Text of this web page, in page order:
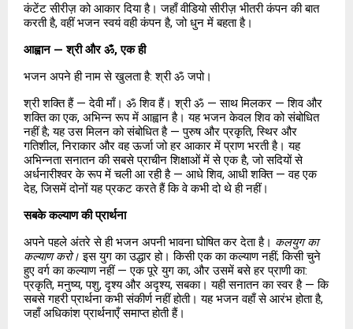
कंटेंट सीरीज़ को आकार दिया है। जहाँ वीडियो सीरीज़ भीतरी कंपन की बात
करती है, वहीं भजन स्वयं वही कंपन है, जो धुन में बहता है।
आह्वान — श्री और ॐ, एक ही
भजन अपने ही नाम से खुलता है: श्री ॐ जपो।
श्री शक्ति हैं — देवी माँ। ॐ शिव हैं। श्री ॐ — साथ मिलकर — शिव और
शक्ति का एक, अभिन्न रूप में आह्वान है। यह भजन केवल शिव को संबोधित
नहीं है; यह उस मिलन को संबोधित है — पुरुष और प्रकृति, स्थिर और
गतिशील, निराकार और वह ऊर्जा जो हर आकार में प्राण भरती है। यह
अभिन्नता सनातन की सबसे प्राचीन शिक्षाओं में से एक है, जो सदियों से
अर्धनारीश्वर के रूप में चली आ रही है — आधे शिव, आधी शक्ति — वह एक
देह, जिसमें दोनों यह प्रकट करते हैं कि वे कभी दो थे ही नहीं।
सबके कल्याण की प्रार्थना
अपने पहले अंतरे से ही भजन अपनी भावना घोषित कर देता है। कलयुग का
कल्याण करो। इस युग का उद्धार हो। किसी एक का कल्याण नहीं; किसी चुने
हुए वर्ग का कल्याण नहीं — एक पूरे युग का, और उसमें बसे हर प्राणी का:
प्रकृति, मनुष्य, पशु, दृश्य और अदृश्य, सबका। यही सनातन का स्वर है — कि
सबसे गहरी प्रार्थना कभी संकीर्ण नहीं होती। यह भजन वहाँ से आरंभ होता है,
जहाँ अधिकांश प्रार्थनाएँ समाप्त होती हैं।